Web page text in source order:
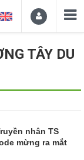
TÂY DU
nhân TS
mừng ra mắt